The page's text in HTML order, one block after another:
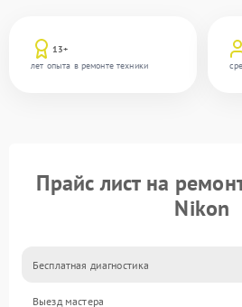
13+
лет опыта в ремонте техники
Прайс лист на
Nikon
Бесплатная диагностика
Выезд мастера